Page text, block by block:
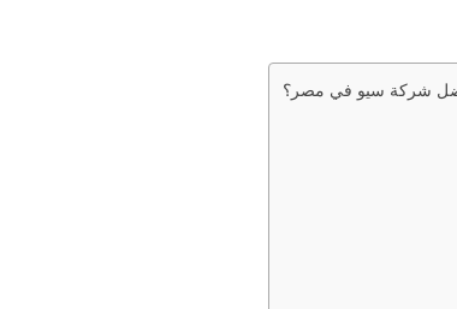
أفضل شركة سيو في مصر؟